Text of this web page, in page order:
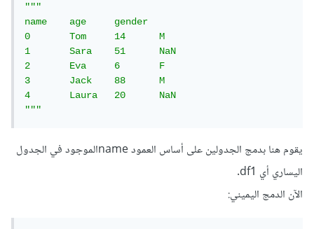
"""
name 	age 	gender
0 	Tom 	14 	M
1 	Sara 	51 	NaN
2 	Eva 	6 	F
3 	Jack 	88 	M
4 	Laura 	20 	NaN
"""
يقوم هنا بدمج الجدولين على أساس العمود nameالموجود في الجدول
اليساري أي df1.
الآن الدمج اليميني: